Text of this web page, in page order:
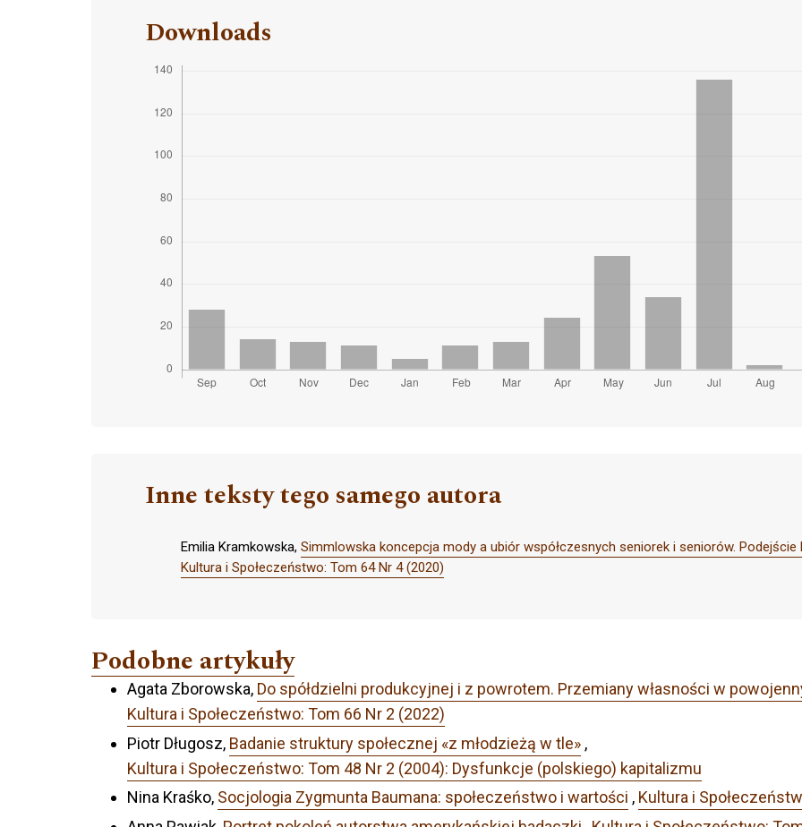
Downloads
Inne teksty tego samego autora
Emilia Kramkowska, Simmlowska koncepcja mody a ubiór współczesnych seniorek i seniorów. Podejście
Kultura i Społeczeństwo: Tom 64 Nr 4 (2020)
Podobne artykuły
Agata Zborowska, Do spółdzielni produkcyjnej i z powrotem. Przemiany własności w
Kultura i Społeczeństwo: Tom 66 Nr 2 (2022)
Piotr Długosz, Badanie struktury społecznej «z młodzieżą w tle» ,
Kultura i Społeczeństwo: Tom 48 Nr 2 (2004): Dysfunkcje (polskiego) kapitalizmu
Nina Kraśko, Socjologia Zygmunta Baumana: społeczeństwo i wartości , Kultura i